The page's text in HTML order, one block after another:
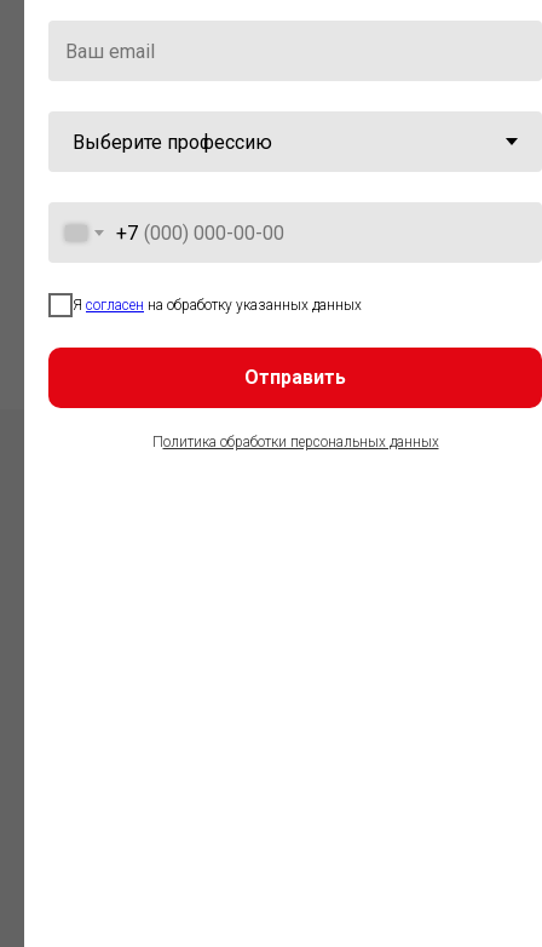
Компания «Гарант» стала
победителем премии «Время
+7
Я согласен на обработку указанных данных
Отправить
Политика обработки персональных данных